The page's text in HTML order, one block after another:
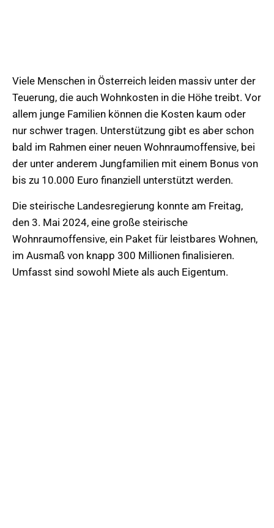
Viele Menschen in Österreich leiden massiv unter der
Teuerung, die auch Wohnkosten in die Höhe treibt. Vor
allem junge Familien können die Kosten kaum oder
nur schwer tragen. Unterstützung gibt es aber schon
bald im Rahmen einer neuen Wohnraumoffensive, bei
der unter anderem Jungfamilien mit einem Bonus von
bis zu 10.000 Euro finanziell unterstützt werden.
Die steirische Landesregierung konnte am Freitag,
den 3. Mai 2024, eine große steirische
Wohnraumoffensive, ein Paket für leistbares Wohnen,
im Ausmaß von knapp 300 Millionen finalisieren.
Umfasst sind sowohl Miete als auch Eigentum.